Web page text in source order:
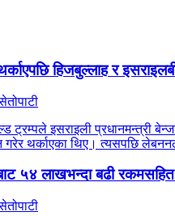
हिजबुल्लाह र
ट्रम्पले इसराइली प्रधानमन्त्री
गरेर थर्काएका थिए। त्यसपछि
५४ लाखभन्दा बढी